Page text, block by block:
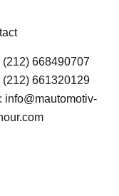
(212) 668490707
(212) 661320129
info@mautomotiv-